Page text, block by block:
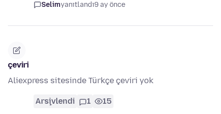
Selimyanıtlandı9 ay önce
çeviri
Aliexpress sitesinde Türkçe çeviri yok
Arşivlendi 1 15